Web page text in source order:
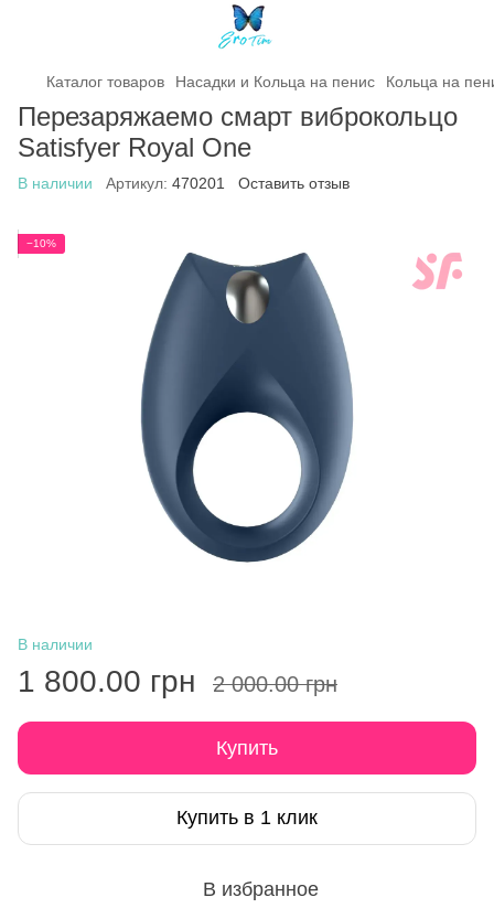
Каталог товаров Насадки и Кольца на пенис Кольца на
Перезаряжаемо смарт виброкольцо
Satisfyer Royal One
В наличии Артикул: 470201 Оставить отзыв
−10%
В наличии
1 800.00 грн 2 000.00 грн
Купить
Купить в 1 клик
В избранное